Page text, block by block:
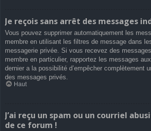
Je reçois sans arrêt des messages
Vous pouvez supprimer automatiquement les
membre en utilisant les filtres de message dans
messagerie privée. Si vous recevez des
membre en particulier, rapportez les messages
dernier a la possibilité d’empêcher complètement
des messages privés.
Haut
J’ai reçu un spam ou un courriel
de ce forum !